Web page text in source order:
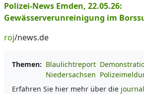
Polizei-News Emden, 22.05.26:
Gewässerverunreinigung im
roj/news.de
Themen: Blaulichtreport
Niedersachsen
Erfahren Sie hier mehr über die